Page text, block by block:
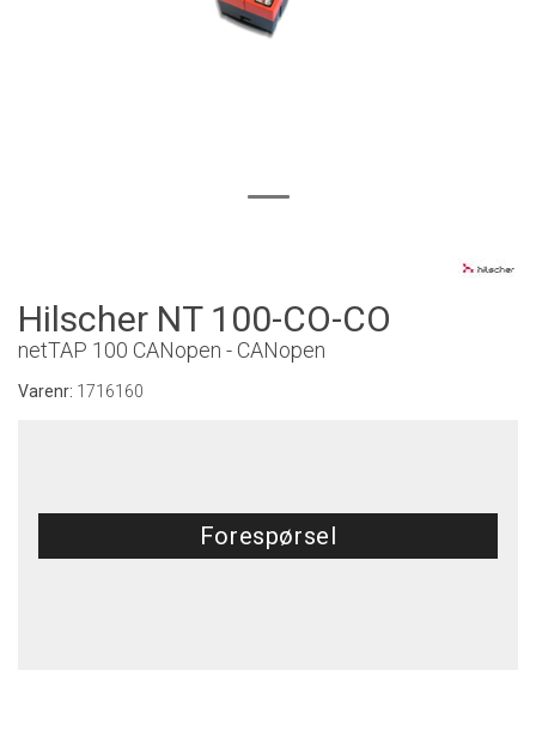
Hilscher NT 100-CO-CO
netTAP 100 CANopen - CANopen
Varenr: 1716160
Forespørsel